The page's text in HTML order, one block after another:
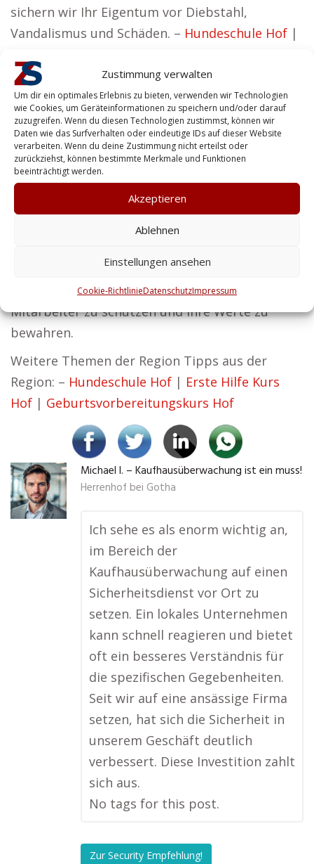
Zustimmung verwalten
Um dir ein optimales Erlebnis zu bieten, verwenden wir Technologien
wie Cookies, um Geräteinformationen zu speichern und/oder darauf
zuzugreifen. Wenn du diesen Technologien zustimmst, können wir
Daten wie das Surfverhalten oder eindeutige IDs auf dieser Website
verarbeiten. Wenn du deine Zustimmung nicht erteilst oder
zurückziehst, können bestimmte Merkmale und Funktionen
beeinträchtigt werden.
Akzeptieren
Ablehnen
Einstellungen ansehen
Cookie-RichtlinieDatenschutzImpressum
sichern wir Ihr Eigentum vor Diebstahl,
Vandalismus und Schäden. – Hundeschule Hof |
Nutzeffekt für Unternehmer in Hof
Valentina aus Hof hat den Standpunkt:
Sicherheitslösungen, die verlässlich und
effizient sind – das ist unser Anspruch.
Unsere Sicherheitslösungen stehen auch
Privatpersonen zur Verfügung, um Sicherheit
und Schutz zu gewährleisten. Bei Zentralschutz
Erfolg ebnet. Wir helfen dabei, Ihr
Unternehmen am Laufen zu halten, Ihre
Mitarbeiter zu schützen und Ihre Werte zu
bewahren.
Weitere Themen der Region Tipps aus der
Region: – Hundeschule Hof | Erste Hilfe Kurs
Hof | Geburtsvorbereitungskurs Hof
Michael I. – Kaufhausüberwachung ist ein muss!
Herrenhof bei Gotha
Ich sehe es als enorm wichtig an,
im Bereich der
Kaufhausüberwachung auf einen
Sicherheitsdienst vor Ort zu
setzen. Ein lokales Unternehmen
kann schnell reagieren und bietet
oft ein besseres Verständnis für
die spezifischen Gegebenheiten.
Seit wir auf eine ansässige Firma
setzen, hat sich die Sicherheit in
unserem Geschäft deutlich
verbessert. Diese Investition zahlt
sich aus.
No tags for this post.
Zur Security Empfehlung!